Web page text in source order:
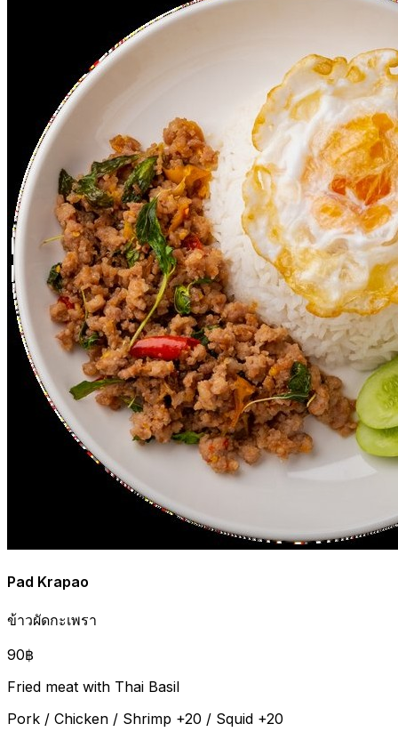
Pad Krapao
ข้าวผัดกะเพรา
90฿
Fried meat with Thai Basil
Pork / Chicken / Shrimp +20 / Squid +20